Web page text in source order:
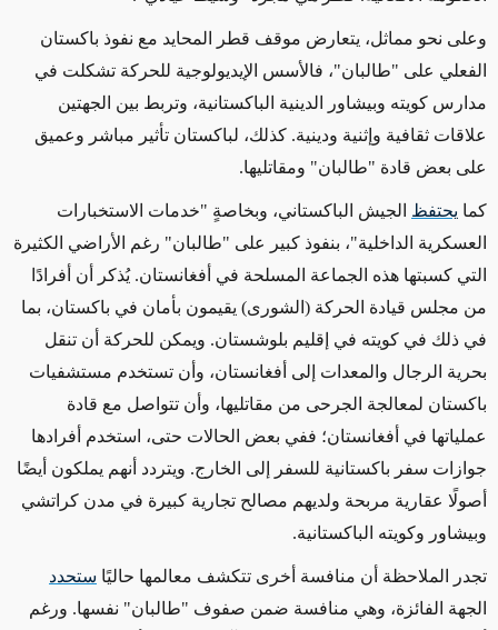
وعلى نحو مماثل، يتعارض موقف قطر المحايد مع نفوذ باكستان
الفعلي على "طالبان"، فالأسس الإيديولوجية للحركة تشكلت في
مدارس كويته وبيشاور الدينية الباكستانية، وتربط بين الجهتين
علاقات ثقافية وإثنية ودينية. كذلك، لباكستان تأثير مباشر وعميق
على بعض قادة "طالبان" ومقاتليها.
كما يحتفظ الجيش الباكستاني، وبخاصةٍ "خدمات الاستخبارات
العسكرية الداخلية"، بنفوذ كبير على "طالبان" رغم الأراضي الكثيرة
التي كسبتها هذه الجماعة المسلحة في أفغانستان. يُذكر أن أفرادًا
من مجلس قيادة الحركة (الشورى) يقيمون بأمان في باكستان، بما
في ذلك في كويته في إقليم بلوشستان. ويمكن للحركة أن تنقل
بحرية الرجال والمعدات إلى أفغانستان، وأن تستخدم مستشفيات
باكستان لمعالجة الجرحى من مقاتليها، وأن تتواصل مع قادة
عملياتها في أفغانستان؛ ففي بعض الحالات حتى، استخدم أفرادها
جوازات سفر باكستانية للسفر إلى الخارج. ويتردد أنهم يملكون أيضًا
أصولًا عقارية مربحة ولديهم مصالح تجارية كبيرة في مدن كراتشي
وبيشاور وكويته الباكستانية.
تجدر الملاحظة أن منافسة أخرى تتكشف معالمها حاليًا ستحدد
الجهة الفائزة، وهي منافسة ضمن صفوف "طالبان" نفسها. ورغم